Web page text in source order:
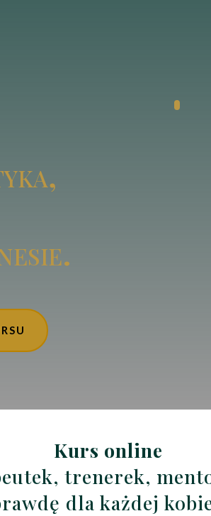
Kurs online
trenerek,
dla każdej